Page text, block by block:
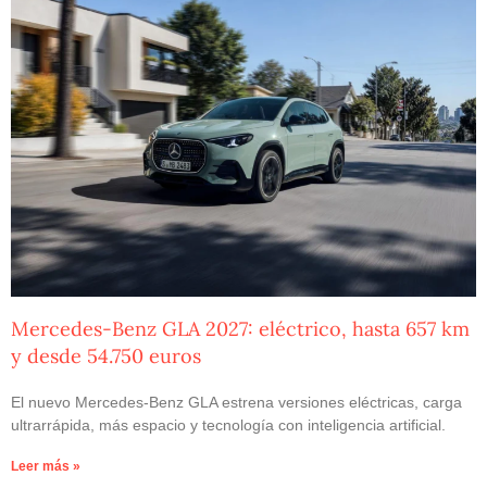
Mercedes-Benz GLA 2027: eléctrico, hasta 657 km
y desde 54.750 euros
El nuevo Mercedes-Benz GLA estrena versiones eléctricas, carga
ultrarrápida, más espacio y tecnología con inteligencia artificial.
Leer más »